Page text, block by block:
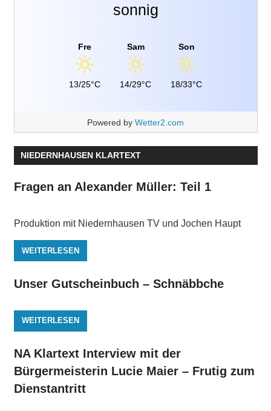
sonnig
Fre
13/25°C
Sam
14/29°C
Son
18/33°C
Powered by Wetter2.com
NIEDERNHAUSEN KLARTEXT
Fragen an Alexander Müller: Teil 1
Produktion mit Niedernhausen TV und Jochen Haupt
WEITERLESEN
Unser Gutscheinbuch – Schnäbbche
WEITERLESEN
NA Klartext Interview mit der
Bürgermeisterin Lucie Maier – Frutig zum
Dienstantritt